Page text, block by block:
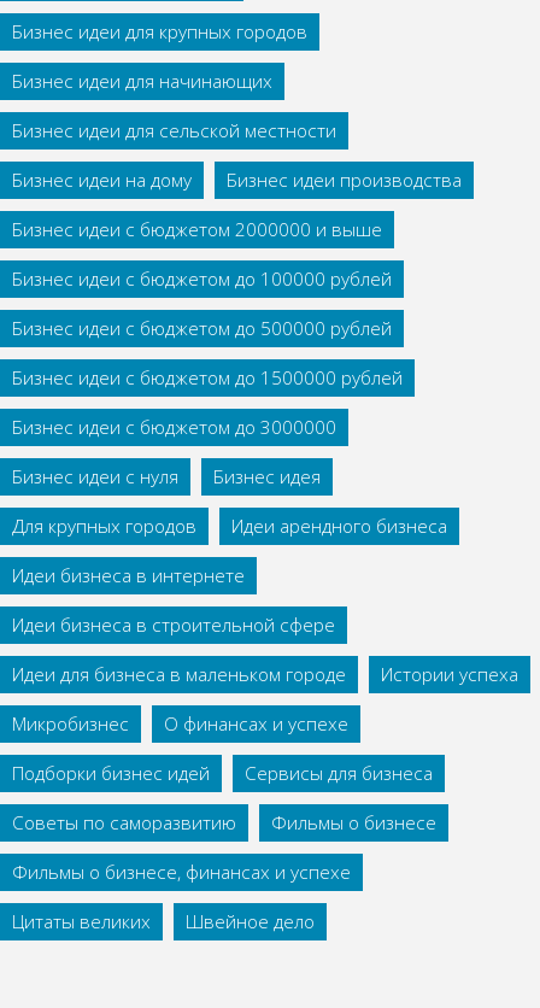
Бизнес идеи для крупных городов
Бизнес идеи для начинающих
Бизнес идеи для сельской местности
Бизнес идеи на дому
Бизнес идеи производства
Бизнес идеи с бюджетом 2000000 и выше
Бизнес идеи с бюджетом до 100000 рублей
Бизнес идеи с бюджетом до 500000 рублей
Бизнес идеи с бюджетом до 1500000 рублей
Бизнес идеи с бюджетом до 3000000
Бизнес идеи с нуля
Бизнес идея
Для крупных городов
Идеи арендного бизнеса
Идеи бизнеса в интернете
Идеи бизнеса в строительной сфере
Идеи для бизнеса в маленьком городе
Истории успеха
Микробизнес
О финансах и успехе
Подборки бизнес идей
Сервисы для бизнеса
Советы по саморазвитию
Фильмы о бизнесе
Фильмы о бизнесе, финансах и успехе
Цитаты великих
Швейное дело